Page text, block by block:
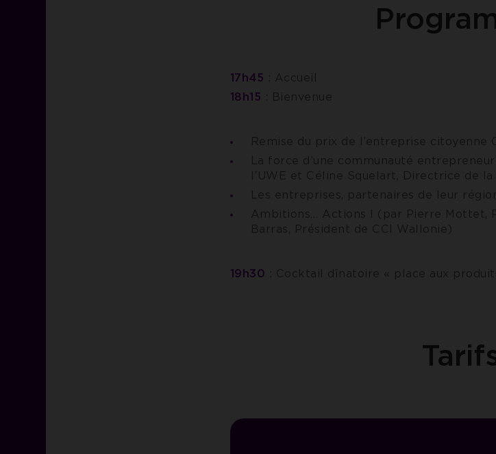
17h45 : Accueil
18h15 : Bienvenue
Remise du prix de l’entreprise citoyenne
La force d’une communauté
l’UWE et Céline Squelart, Directrice de
Les entreprises, partenaires de leur
Ambitions… Actions ! (par Pierre Mottet,
Barras, Président de CCI Wallonie)
19h30 : Cocktail dînatoire « place aux